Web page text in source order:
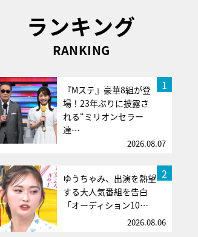
ランキング
RANKING
1
『Mステ』豪華8組が登
場！23年ぶりに披露さ
れる“ミリオンセラー
達…
2026.08.07
2
ゆうちゃみ、出演を熱望
する大人気番組を告白
「オーディション10…
2026.08.06